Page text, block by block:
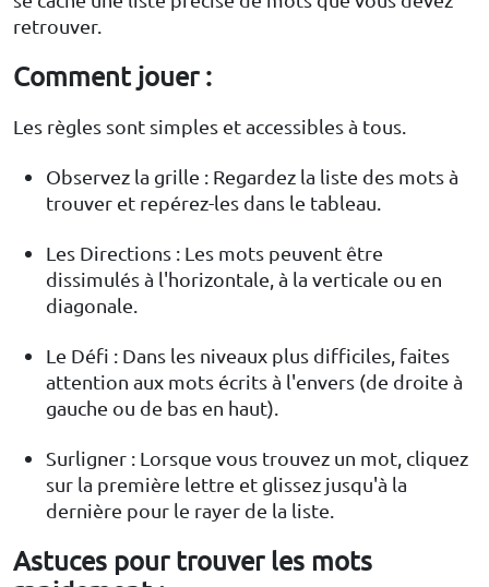
retrouver.
Comment jouer :
Les règles sont simples et accessibles à tous.
Observez la grille : Regardez la liste des mots à
trouver et repérez-les dans le tableau.
Les Directions : Les mots peuvent être
dissimulés à l'horizontale, à la verticale ou en
diagonale.
Le Défi : Dans les niveaux plus difficiles, faites
attention aux mots écrits à l'envers (de droite à
gauche ou de bas en haut).
Surligner : Lorsque vous trouvez un mot, cliquez
sur la première lettre et glissez jusqu'à la
dernière pour le rayer de la liste.
Astuces pour trouver les mots